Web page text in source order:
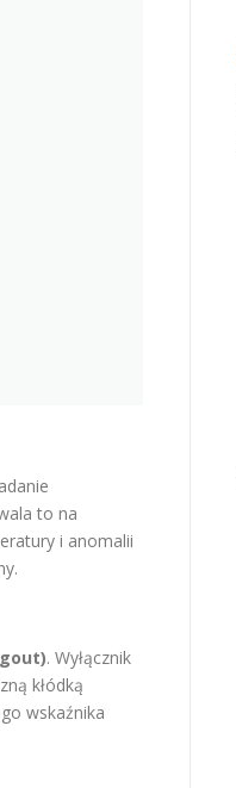
to na
i anomalii
. Wyłącznik
kłódką
wskaźnika